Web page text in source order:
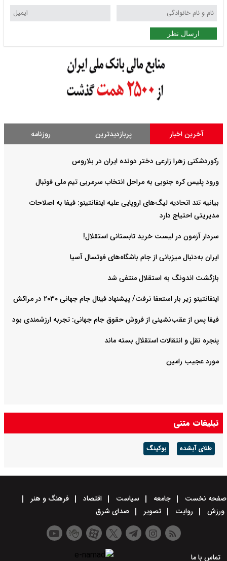
ارسال نظر
آخرین اخبار پربازدیدترین روزنامه
رکوردشکنی زهرا زارعی دختر دونده ایران در بلاروس
ورود پلیس کره جنوبی به مراحل انتخاب سرمربی تیم ملی فوتبال
بیانیه تند اتحادیه لیگ‌های اروپایی علیه اینفانتینو: فیفا به اصلاحات
مدیریتی احتیاج دارد
سردار آزمون در لیست خرید تابستانی استقلال!
ایران به‌دنبال میزبانی از جام باشگاه‌های فوتسال آسیا
بازگشت اندونگ به استقلال منتفی شد
اینفانتینو زیر بار استعفا نرفت/ پیشنهاد فینال جام جهانی ۲۰۳۰ در مراکش
فیفا پس از عقب‌نشینی از فروش حقوق جام جهانی: تجربه ارزشمندی بود
پنجره نقل و انتقالات استقلال بسته ماند
مورد عجیب رامین
تبلیغات متنی
طلای آبشده بوکینگ
صفحه نخست جامعه سیاست اقتصاد
فرهنگ و هنر
ورزش
روایت تصویر صدای شرق
تماس با ما